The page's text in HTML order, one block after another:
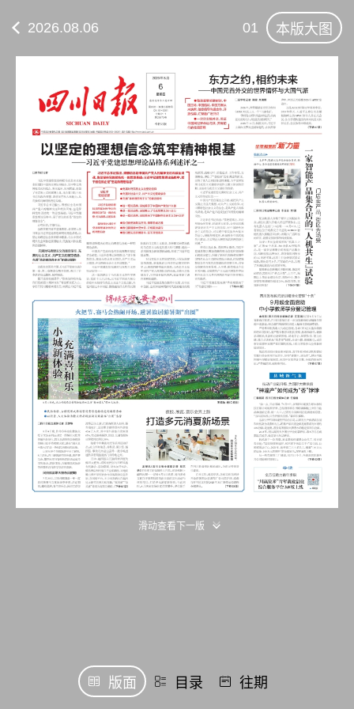
2026.08.06 01 本版大图
滑动查看下一版
版面 目录 往期